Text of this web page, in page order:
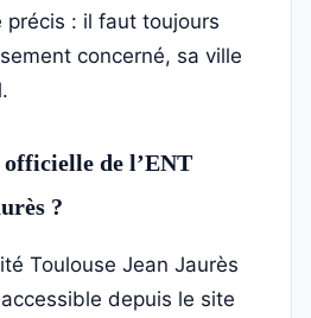
précis : il faut toujours
concerné, sa ville
de l’ENT
?
Toulouse Jean Jaurès
depuis le site